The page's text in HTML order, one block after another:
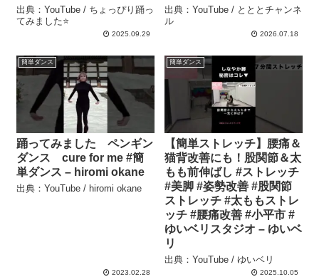
出典：YouTube / ちょっぴり踊っ
てみました⭐️
2025.09.29
出典：YouTube / とととチャンネ
ル
2026.07.18
簡単ダンス
踊ってみました ペンギン
ダンス cure for me #簡
単ダンス – hiromi okane
出典：YouTube / hiromi okane
2023.02.28
簡単ダンス
【簡単ストレッチ】腰痛＆
猫背改善にも！股関節＆太
もも前伸ばし #ストレッチ
#美脚 #姿勢改善 #股関節
ストレッチ #太ももストレ
ッチ #腰痛改善 #小平市 #
ゆいベリスタジオ – ゆいベ
リ
出典：YouTube / ゆいベリ
2025.10.05